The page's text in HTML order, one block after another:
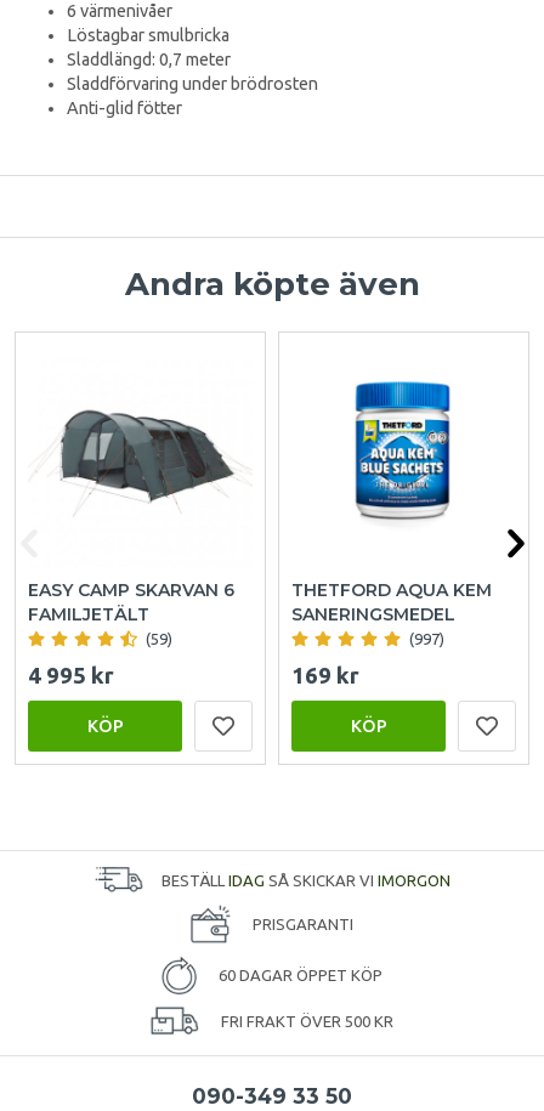
6 värmenivåer
Löstagbar smulbricka
Sladdlängd: 0,7 meter
Sladdförvaring under brödrosten
Anti-glid fötter
Andra köpte även
EASY CAMP SKARVAN 6
FAMILJETÄLT
(59)
4 995 kr
KÖP
THETFORD AQUA KEM
SANERINGSMEDEL
(997)
169 kr
KÖP
BESTÄLL IDAG SÅ SKICKAR VI IMORGON
PRISGARANTI
60 DAGAR ÖPPET KÖP
FRI FRAKT ÖVER 500 KR
090-349 33 50